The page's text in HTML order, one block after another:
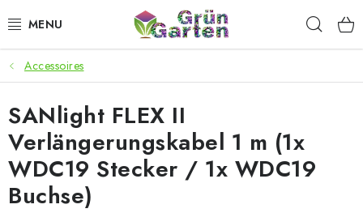
Inhalt
ANGEBOTE
LED PFLANZENLAMPEN
ANBAUBEDARF FÜR DEN HEIMANBAU
AQUARISTIK
Accessoires
SANlight FLEX II
Verlängerungskabel 1 m (1x
WDC19 Stecker / 1x WDC19
Buchse)